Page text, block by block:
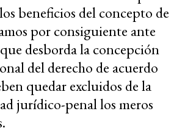
beneficios del concepto de
por consiguiente ante
desborda la concepción
del derecho de acuerdo
quedar excluidos de la
jurídico-penal los meros